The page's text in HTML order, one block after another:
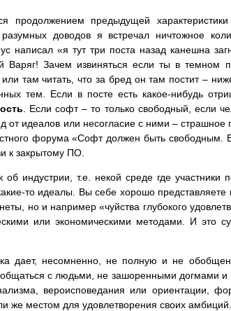
продолжением предыдущей
доводов я встречал ничтожное
написал «я тут три поста назад канешна
Варяг! Зачем извиняться если ты в
там читать, что за бред он там постит –
тем. Если в посте есть какое-нибудь
. Если софт – то только свободный, если
идеалов или несогласие с ними – страшное
форума «Софт должен быть свободным.
к закрытому ПО.
индустрии, т.е. некой среде где участники
то идеалы. Вы себе хорошо представляете
но и например «чуйства глубокого
или экономическими методами. И это
дает, несомненно, не полную и не
с людьми, не зашоренными догмами и
вероисповедания или ориентации,
же местом для удовлетворения своих амбиций.